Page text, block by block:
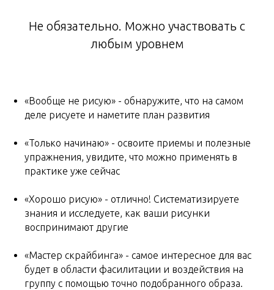
Не обязательно. Можно участвовать с
любым уровнем
«Вообще не рисую» - обнаружите, что на самом
деле рисуете и наметите план развития
«Только начинаю» - освоите приемы и полезные
упражнения, увидите, что можно применять в
практике уже сейчас
«Хорошо рисую» - отлично! Систематизируете
знания и исследуете, как ваши рисунки
воспринимают другие
«Мастер скрайбинга» - самое интересное для вас
будет в области фасилитации и воздействия на
группу с помощью точно подобранного образа.